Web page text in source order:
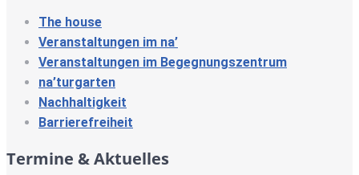
The house
Veranstaltungen im na’
Veranstaltungen im Begegnungszentrum
na’turgarten
Nachhaltigkeit
Barrierefreiheit
Termine & Aktuelles